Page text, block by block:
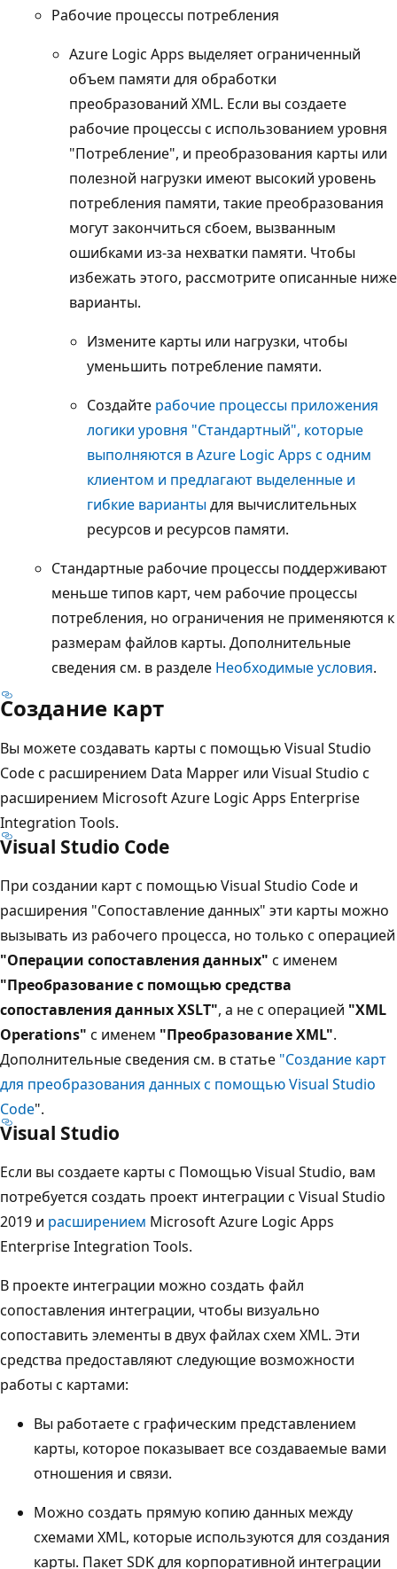
Рабочие процессы потребления
Azure Logic Apps выделяет ограниченный
объем памяти для обработки
преобразований XML. Если вы создаете
рабочие процессы с использованием уровня
"Потребление", и преобразования карты или
полезной нагрузки имеют высокий уровень
потребления памяти, такие преобразования
могут закончиться сбоем, вызванным
ошибками из-за нехватки памяти. Чтобы
избежать этого, рассмотрите описанные ниже
варианты.
Измените карты или нагрузки, чтобы
уменьшить потребление памяти.
Создайте рабочие процессы приложения
логики уровня "Стандартный", которые
выполняются в Azure Logic Apps с одним
клиентом и предлагают выделенные и
гибкие вариантыдля вычислительных
ресурсов и ресурсов памяти.
Стандартные рабочие процессы поддерживают
меньше типов карт, чем рабочие процессы
потребления, но ограничения не применяются к
размерам файлов карты. Дополнительные
сведения см. в разделе Необходимые условия.
Создание карт
Вы можете создавать карты с помощью Visual Studio
Code с расширением Data Mapper или Visual Studio с
расширением Microsoft Azure Logic Apps Enterprise
Integration Tools.
Visual Studio Code
При создании карт с помощью Visual Studio Code и
расширения "Сопоставление данных" эти карты можно
вызывать из рабочего процесса, но только с операцией
"Операции сопоставления данных" с именем
"Преобразование с помощью средства
сопоставления данных XSLT", а не с операцией "XML
Operations" с именем "Преобразование XML".
Дополнительные сведения см. в статье "Создание карт
для преобразования данных с помощью Visual Studio
Code".
Visual Studio
Если вы создаете карты с Помощью Visual Studio, вам
потребуется создать проект интеграции с Visual Studio
2019 и расширением Microsoft Azure Logic Apps
Enterprise Integration Tools.
В проекте интеграции можно создать файл
сопоставления интеграции, чтобы визуально
сопоставить элементы в двух файлах схем XML. Эти
средства предоставляют следующие возможности
работы с картами:
Вы работаете с графическим представлением
карты, которое показывает все создаваемые вами
отношения и связи.
Можно создать прямую копию данных между
схемами XML, которые используются для создания
карты. Пакет SDK для корпоративной интеграции